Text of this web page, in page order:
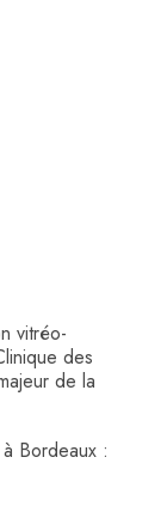
vitréo-
des
de la
Bordeaux :